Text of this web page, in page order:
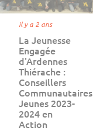
La Jeunesse
Engagée
d'Ardennes
Thiérache :
Conseillers
Communautaires
Jeunes 2023-
2024 en
Action
il y a 2 ans